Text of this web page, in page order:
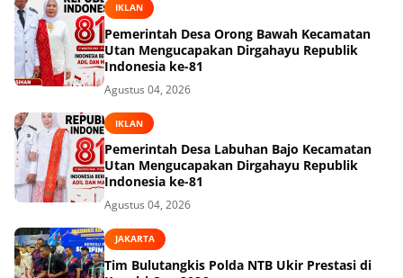
IKLAN
Pemerintah Desa Orong Bawah Kecamatan
Utan Mengucapakan Dirgahayu Republik
Indonesia ke-81
Agustus 04, 2026
IKLAN
Pemerintah Desa Labuhan Bajo Kecamatan
Utan Mengucapakan Dirgahayu Republik
Indonesia ke-81
Agustus 04, 2026
JAKARTA
Tim Bulutangkis Polda NTB Ukir Prestasi di